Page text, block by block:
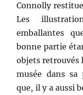
Connolly
Les
emballantes
bonne partie
objets retrouvés
musée dans sa
que, il y a aussi